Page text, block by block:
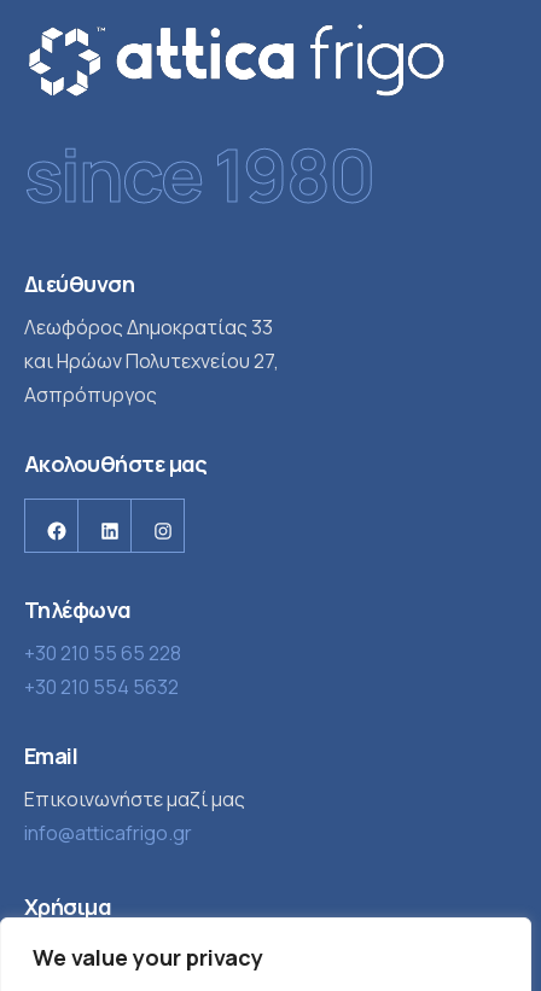
We value your privacy
since 1980
Διεύθυνση
Λεωφόρος Δημοκρατίας 33
και Ηρώων Πολυτεχνείου 27,
Ασπρόπυργος
Ακολουθήστε μας
FacebookLinkedinInstagram
Τηλέφωνα
+30 210 55 65 228
+30 210 554 5632
Email
Επικοινωνήστε μαζί μας
info@atticafrigo.gr
Χρήσιμα
Εταιρία